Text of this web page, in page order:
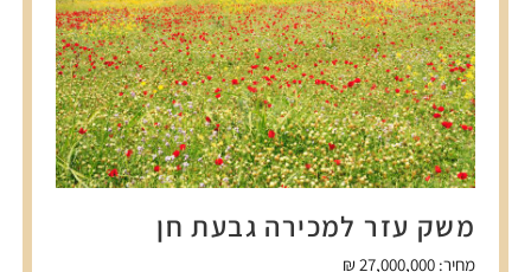
משק עזר למכירה גבעת חן
מחיר: 27,000,000 ₪